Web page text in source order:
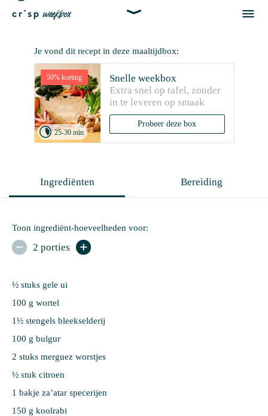


Je vond dit recept in deze maaltijdbox:
50% korting
25-30 min
Snelle weekbox
Extra snel op tafel, zonder
in te leveren op smaak
Probeer deze box
Ingrediënten Bereiding
Toon ingrediënt-hoeveelheden voor:
 2 porties 
½ stuks gele ui
100 g wortel
1½ stengels bleekselderij
100 g bulgur
2 stuks merguez worstjes
½ stuk citroen
1 bakje za’atar specerijen
150 g koolrabi